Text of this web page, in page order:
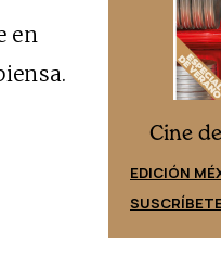
en
Cine
EDICIÓN